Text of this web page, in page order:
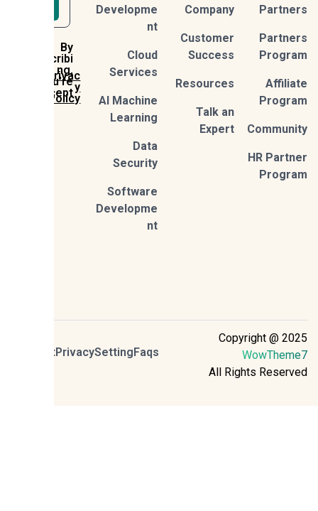
HR
Company
Customer
Success
Resources
Talk an
Expert
Developme
Cloud
Services
AI Machine
Learning
Security
Software
Developme
subscribi
you're
accept
Privac
Policy
Copyright @
All Rights
Setting
Privacy
Contact